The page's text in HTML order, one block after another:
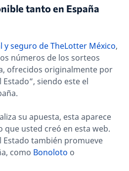
tanto en España
y seguro de TheLotter México,
números de los sorteos
ofrecidos originalmente por
siendo este el
su apuesta, esta aparece
que usted creó en esta web.
Estado también promueve
como Bonoloto o